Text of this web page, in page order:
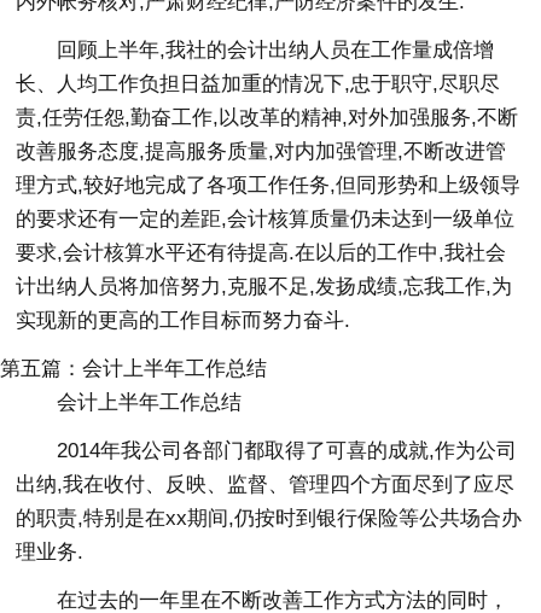
回顾上半年,我社的会计出纳人员在工作量成倍增
长、人均工作负担日益加重的情况下,忠于职守,尽职尽
责,任劳任怨,勤奋工作,以改革的精神,对外加强服务,不断
改善服务态度,提高服务质量,对内加强管理,不断改进管
理方式,较好地完成了各项工作任务,但同形势和上级领导
的要求还有一定的差距,会计核算质量仍未达到一级单位
要求,会计核算水平还有待提高.在以后的工作中,我社会
计出纳人员将加倍努力,克服不足,发扬成绩,忘我工作,为
实现新的更高的工作目标而努力奋斗.
第五篇：会计上半年工作总结
会计上半年工作总结
2014年我公司各部门都取得了可喜的成就,作为公司
出纳,我在收付、反映、监督、管理四个方面尽到了应尽
的职责,特别是在xx期间,仍按时到银行保险等公共场合办
理业务.
在过去的一年里在不断改善工作方式方法的同时，